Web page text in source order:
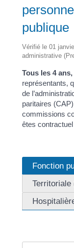
publique
Vérifié le 01
administrative
Tous les 4 ans,
représentants,
de
paritaires
commissions
êtes
Fonction
Territoriale